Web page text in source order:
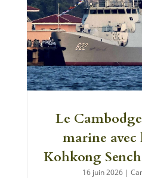
Le
marine avec
Kohkong
16 juin 2026 |